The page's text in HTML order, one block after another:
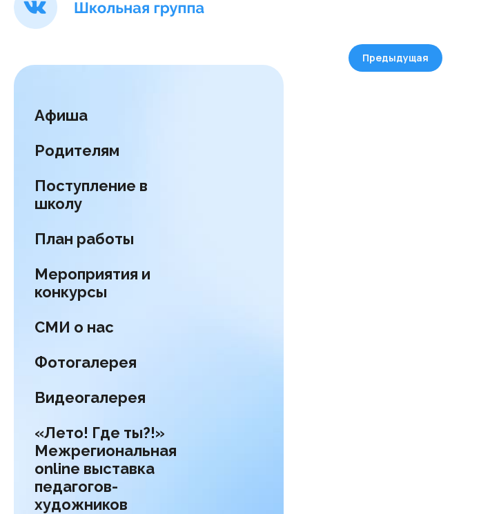
Афиша
Родителям
Поступление в
школу
План работы
Мероприятия и
конкурсы
СМИ о нас
Фотогалерея
Видеогалерея
«Лето! Где ты?!»
Межрегиональная
online выставка
педагогов-
художников
Предыдущая